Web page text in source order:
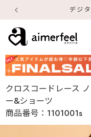
デジ
クロスコードレース
ー&ショーツ
商品番号： 1101001s